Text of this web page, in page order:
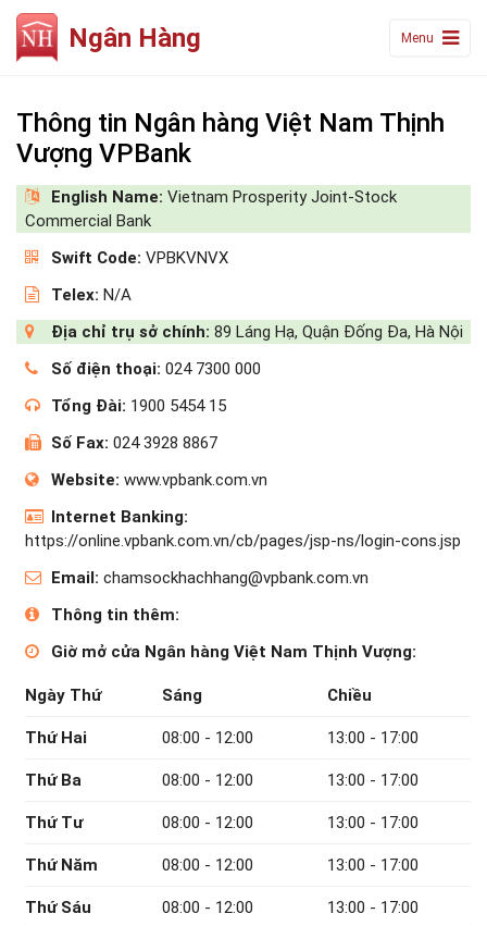
Ngân Hàng Menu
Thông tin Ngân hàng Việt Nam Thịnh
Vượng VPBank
English Name: Vietnam Prosperity Joint‑Stock
Commercial Bank
Swift Code: VPBKVNVX
Telex: N/A
Địa chỉ trụ sở chính: 89 Láng Hạ, Quận Đống Đa, Hà Nội
Số điện thoại: 024 7300 000
Tổng Đài: 1900 5454 15
Số Fax: 024 3928 8867
Website: www.vpbank.com.vn
Internet Banking:
https://online.vpbank.com.vn/cb/pages/jsp-ns/login-cons.jsp
Email: chamsockhachhang@vpbank.com.vn
Thông tin thêm:
Giờ mở cửa Ngân hàng Việt Nam Thịnh Vượng:
Ngày Thứ Sáng Chiều
Thứ Hai 08:00 - 12:00 13:00 - 17:00
Thứ Ba 08:00 - 12:00 13:00 - 17:00
Thứ Tư 08:00 - 12:00 13:00 - 17:00
Thứ Năm 08:00 - 12:00 13:00 - 17:00
Thứ Sáu 08:00 - 12:00 13:00 - 17:00